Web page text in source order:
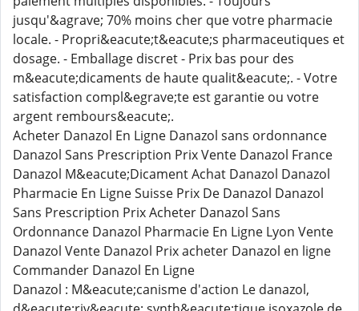
jusqu'&agrave; 70% moins cher que votre pharmacie
locale. - Propri&eacute;t&eacute;s pharmaceutiques et
dosage. - Emballage discret - Prix bas pour des
m&eacute;dicaments de haute qualit&eacute;. - Votre
satisfaction compl&egrave;te est garantie ou votre
argent rembours&eacute;.
Acheter Danazol En Ligne Danazol sans ordonnance
Danazol Sans Prescription Prix Vente Danazol France
Danazol M&eacute;Dicament Achat Danazol Danazol
Pharmacie En Ligne Suisse Prix De Danazol Danazol
Sans Prescription Prix Acheter Danazol Sans
Ordonnance Danazol Pharmacie En Ligne Lyon Vente
Danazol Vente Danazol Prix acheter Danazol en ligne
Commander Danazol En Ligne
Danazol : M&eacute;canisme d'action Le danazol,